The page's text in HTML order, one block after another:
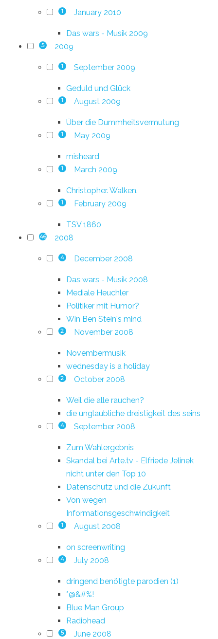
1 January 2010
Das wars - Musik 2009
5 2009
1 September 2009
Geduld und Glück
1 August 2009
Über die Dummheitsvermutung
1 May 2009
misheard
1 March 2009
Christopher. Walken.
1 February 2009
TSV 1860
46 2008
4 December 2008
Das wars - Musik 2008
Mediale Heuchler
Politiker mit Humor?
Win Ben Stein's mind
2 November 2008
Novembermusik
wednesday is a holiday
2 October 2008
Weil die alle rauchen?
die unglaubliche dreistigkeit des seins
4 September 2008
Zum Wahlergebnis
Skandal bei Arte.tv - Elfriede Jelinek
nicht unter den Top 10
Datenschutz und die Zukunft
Von wegen
Informationsgeschwindigkeit
1 August 2008
on screenwriting
4 July 2008
dringend benötigte parodien (1)
*@&#%!
Blue Man Group
Radiohead
5 June 2008